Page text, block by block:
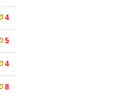
4
5
4
8